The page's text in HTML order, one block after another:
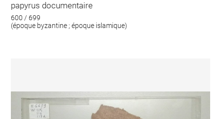
papyrus documentaire
600 / 699
(époque byzantine ; époque islamique)